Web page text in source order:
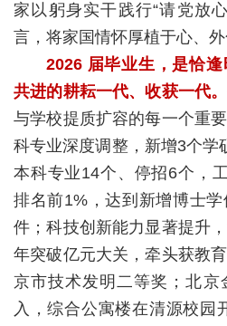
家以躬身实干践行“请党放
言，将家国情怀厚植于心、外
2026 届毕业生，是恰
共进的耕耘一代、收获一代。
与学校提质扩容的每一个重
科专业深度调整，新增3个学
本科专业14个、停招6个，
排名前1%，达到新增博士
件；科技创新能力显著提升
年突破亿元大关，牵头获教
京市技术发明二等奖；北京
入，综合公寓楼在清源校园